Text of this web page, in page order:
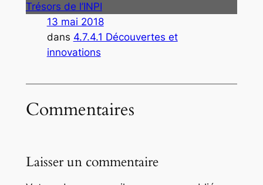
Trésors de l’INPI
13 mai 2018
dans 4.7.4.1 Découvertes et
innovations
Commentaires
Laisser un commentaire